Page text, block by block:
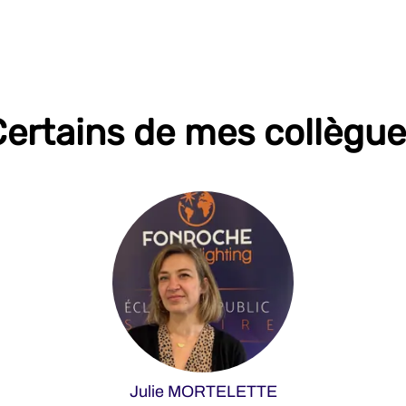
de mes
Julie MORTELETTE